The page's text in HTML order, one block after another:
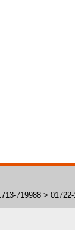
01713-719988